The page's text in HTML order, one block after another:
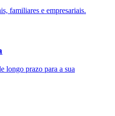
familiares e empresariais.
longo prazo para a sua